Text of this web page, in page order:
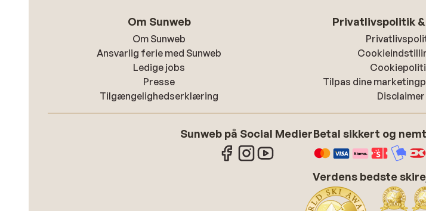
Om Sunweb
Om Sunweb
Ansvarlig ferie med Sunweb
Ledige jobs
Presse
Tilgængelighedserklæring
Privatlivspolitik
Tilpas dine
Disclaimer
Sunweb på Social MedierBetal sikkert og nemt
Verdens bedste